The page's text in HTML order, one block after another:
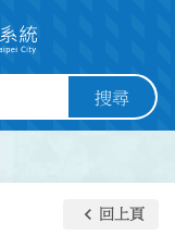
搜尋
keyboard_arrow_left 回上頁